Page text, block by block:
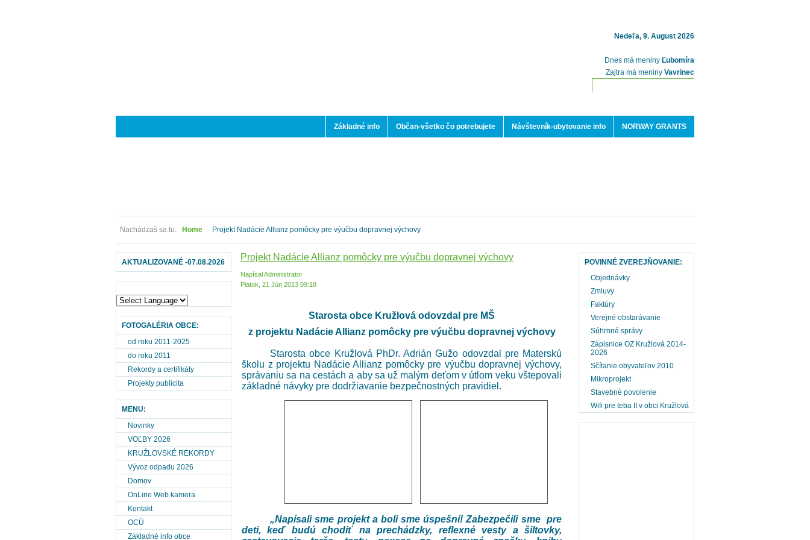
Nedeľa, 9. August 2026
Dnes má meniny Ľubomíra
Zajtra má meniny Vavrinec
Základné info Občan-všetko čo potrebujete Návštevník-ubytovanie info NORWAY GRANTS
Nachádzaš sa tu: Home Projekt Nadácie Allianz pomôcky pre výučbu dopravnej výchovy
AKTUALIZOVANÉ -07.08.2026
FOTOGALÉRIA OBCE:
od roku 2011-2025
do roku 2011
Rekordy a certifikáty
Projekty publicita
MENU:
Novinky
VOĽBY 2026
KRUŽLOVSKÉ REKORDY
Vývoz odpadu 2026
Domov
OnLine Web kamera
Kontakt
OCÚ
Základné info obce
Projekt Nadácie Allianz pomôcky pre výučbu dopravnej výchovy
Napísal Administrator
Piatok, 21 Jún 2013 09:18
Starosta obce Kružlová odovzdal pre MŠ
z projektu Nadácie Allianz pomôcky pre výučbu dopravnej výchovy
Starosta obce Kružlová PhDr. Adrián Gužo odovzdal pre Materskú
školu z projektu Nadácie Allianz pomôcky pre výučbu dopravnej výchovy,
správaniu sa na cestách a aby sa už malým deťom v útlom veku vštepovali
základné návyky pre dodržiavanie bezpečnostných pravidiel.
„Napísali sme projekt a boli sme úspešní! Zabezpečili sme pre
deti, keď budú chodiť na prechádzky, reflexné vesty a šiltovky,
POVINNÉ ZVEREJŇOVANIE:
Objednávky
Zmluvy
Faktúry
Verejné obstarávanie
Súhrnné správy
Zápisnice OZ Kružlová 2014-
2026
Sčítanie obyvateľov 2010
Mikroprojekt
Stavebné povolenie
Wifi pre teba II v obci Kružlová